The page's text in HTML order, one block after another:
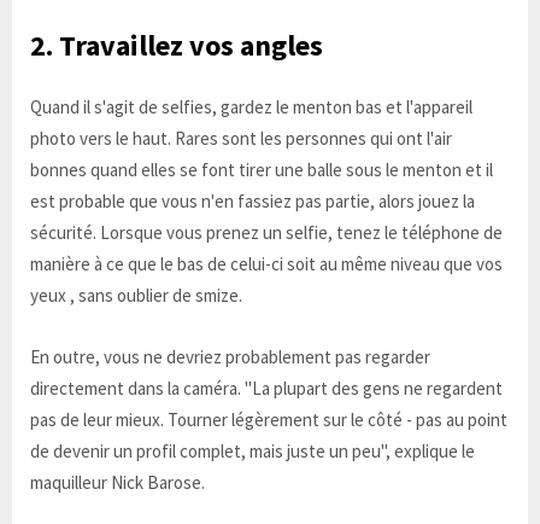
2. Travaillez vos angles
Quand il s'agit de selfies, gardez le menton bas et l'appareil
photo vers le haut. Rares sont les personnes qui ont l'air
bonnes quand elles se font tirer une balle sous le menton et il
est probable que vous n'en fassiez pas partie, alors jouez la
sécurité. Lorsque vous prenez un selfie, tenez le téléphone de
manière à ce que le bas de celui-ci soit au même niveau que vos
yeux , sans oublier de smize.
En outre, vous ne devriez probablement pas regarder
directement dans la caméra. "La plupart des gens ne regardent
pas de leur mieux. Tourner légèrement sur le côté - pas au point
de devenir un profil complet, mais juste un peu", explique le
maquilleur Nick Barose.